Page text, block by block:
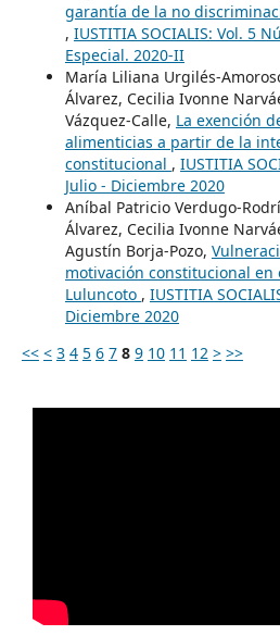
garantía de la no
, IUSTITIA SOCIALIS: Vol. 5
Especial. 2020-II
María Liliana Urgilés-
Álvarez, Cecilia Ivonne
Vázquez-Calle, La exención
alimenticias a partir de la
constitucional , IUSTITIA
Julio - Diciembre 2020
Aníbal Patricio Verdugo-
Álvarez, Cecilia Ivonne
Agustín Borja-Pozo,
motivación constitucional en
Luluncoto , IUSTITIA
Diciembre 2020
<< < 3 4 5 6 7 8 9 10 11 12 > >>